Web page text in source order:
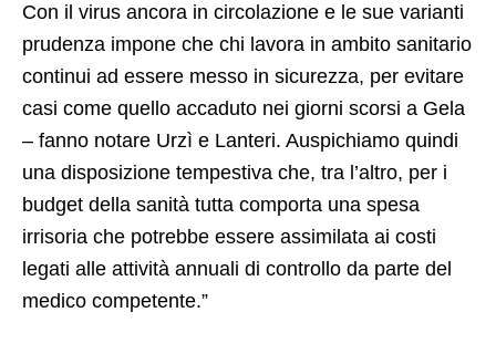
Con il virus ancora in circolazione e le sue varianti
prudenza impone che chi lavora in ambito sanitario
continui ad essere messo in sicurezza, per evitare
casi come quello accaduto nei giorni scorsi a Gela
– fanno notare Urzì e Lanteri. Auspichiamo quindi
una disposizione tempestiva che, tra l’altro, per i
budget della sanità tutta comporta una spesa
irrisoria che potrebbe essere assimilata ai costi
legati alle attività annuali di controllo da parte del
medico competente.”